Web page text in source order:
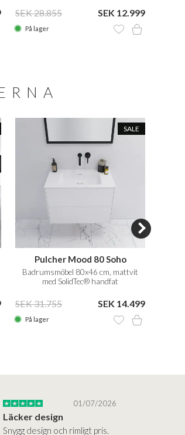
SEK 28.855 SEK 12.999
På lager
SALE
Pulcher Mood 80 Soho
Badrumsmöbel 80x46 cm, mattvit
med SolidTec® handfat
SEK 31.755 SEK 14.499
På lager
01/07/2026
Läcker design
Snygg design och rimligt pris.